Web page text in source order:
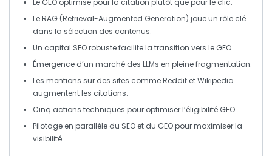
Le GEO optimise pour la citation plutôt que pour le clic.
LeRAG (Retrieval-Augmented Generation) joue un rôle clé
dans la sélection des contenus.
Un capital SEOrobuste facilite la transition vers le GEO.
Émergence d’un marché des LLMs en pleine fragmentation.
Les mentions sur des sites commeReddit etWikipedia
augmentent les citations.
Cinq actions techniques pour optimiser l’éligibilité GEO.
Pilotage en parallèle du SEO et du GEOpour maximiser la
visibilité.